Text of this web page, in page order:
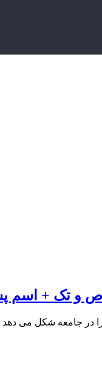
و تک + اسم
در جامعه شکل می‌ دهد